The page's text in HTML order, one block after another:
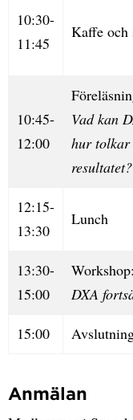
10:30-
11:45
Kaffe och
10:45-
12:00
Vad kan
hur tolkar
resultatet?
12:15-
13:30
Lunch
13:30-
15:00
Workshop:
DXA
15:00
Anmälan